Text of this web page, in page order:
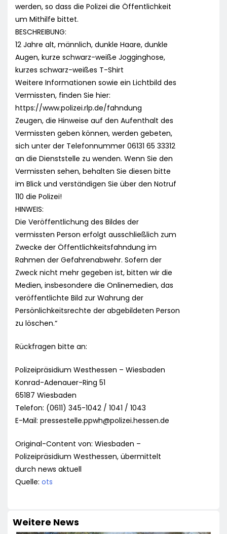
werden, so dass die Polizei die Öffentlichkeit
um Mithilfe bittet.
BESCHREIBUNG:
12 Jahre alt, männlich, dunkle Haare, dunkle
Augen, kurze schwarz-weiße Jogginghose,
kurzes schwarz-weißes T-Shirt
Weitere Informationen sowie ein Lichtbild des
Vermissten, finden Sie hier:
https://www.polizei.rlp.de/fahndung
Zeugen, die Hinweise auf den Aufenthalt des
Vermissten geben können, werden gebeten,
sich unter der Telefonnummer 06131 65 33312
an die Dienststelle zu wenden. Wenn Sie den
Vermissten sehen, behalten Sie diesen bitte
im Blick und verständigen Sie über den Notruf
110 die Polizei!
HINWEIS:
Die Veröffentlichung des Bildes der
vermissten Person erfolgt ausschließlich zum
Zwecke der Öffentlichkeitsfahndung im
Rahmen der Gefahrenabwehr. Sofern der
Zweck nicht mehr gegeben ist, bitten wir die
Medien, insbesondere die Onlinemedien, das
veröffentlichte Bild zur Wahrung der
Persönlichkeitsrechte der abgebildeten Person
zu löschen.“
Rückfragen bitte an:
Polizeipräsidium Westhessen – Wiesbaden
Konrad-Adenauer-Ring 51
65187 Wiesbaden
Telefon: (0611) 345-1042 / 1041 / 1043
E-Mail: pressestelle.ppwh@polizei.hessen.de
Original-Content von: Wiesbaden –
Polizeipräsidium Westhessen, übermittelt
durch news aktuell
Quelle: ots
Weitere News